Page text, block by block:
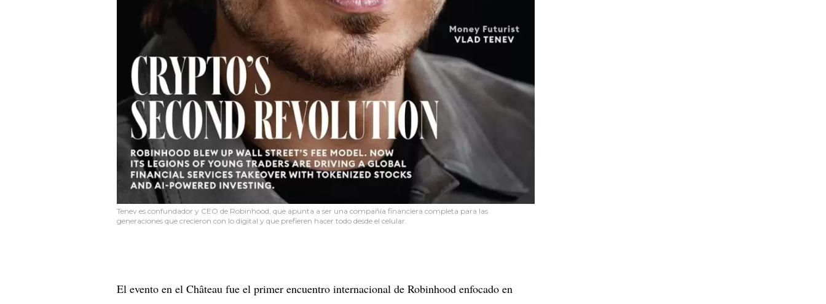
Tenev es confundador y CEO de Robinhood, que apunta a ser una compañía financiera completa para las
generaciones que crecieron con lo digital y que prefieren hacer todo desde el celular.
El evento en el Château fue el primer encuentro internacional de Robinhood enfocado en